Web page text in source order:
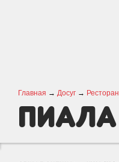
Главная → Досуг →
Пиала